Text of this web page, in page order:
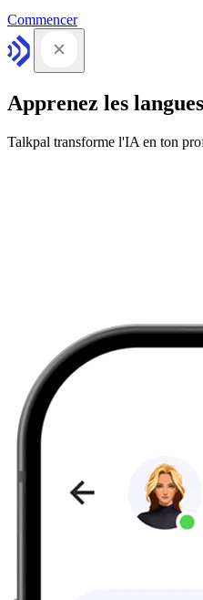
Commencer
Apprenez les
Talkpal transforme l'IA en ton